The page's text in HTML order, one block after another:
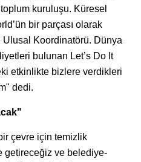
kuruluşu. Küresel
bir parçası olarak
Koordinatörü. Dünya
bulunan Let’s Do It
etkinlikte bizlere verdikleri
dedi.
çevre için temizlik
getireceğiz ve belediye-